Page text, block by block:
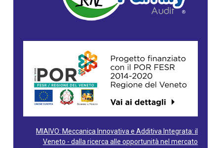
MIAIVO: Meccanica Innovativa e Additiva Integrata: il
Veneto - dalla ricerca alle opportunità nel mercato